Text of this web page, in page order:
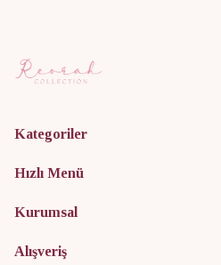
Kategoriler
Hızlı Menü
Kurumsal
Alışveriş